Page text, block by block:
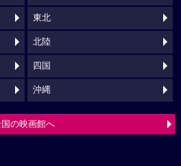
東北
北陸
四国
沖縄
の映画館へ